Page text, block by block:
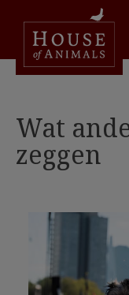
Wat
zeggen